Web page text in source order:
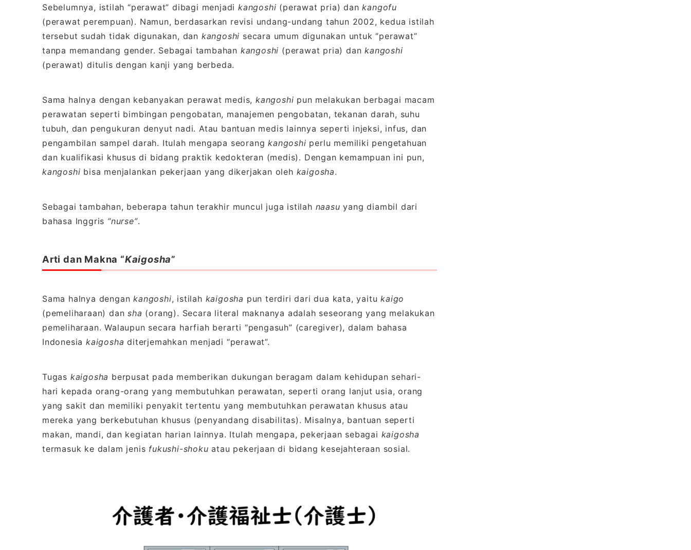
Sebelumnya, istilah “perawat” dibagi menjadi kangoshi (perawat pria) dankangofu
(perawat perempuan). Namun, berdasarkan revisi undang-undang tahun 2002, kedua istilah
tersebut sudah tidak digunakan, dan kangoshi secara umum digunakan untuk “perawat”
tanpa memandang gender. Sebagai tambahan kangoshi (perawat pria) dankangoshi
(perawat) ditulis dengan kanji yang berbeda.
Sama halnya dengan kebanyakan perawat medis, kangoshi pun melakukan berbagai macam
perawatan seperti bimbingan pengobatan, manajemen pengobatan, tekanan darah, suhu
tubuh, dan pengukuran denyut nadi. Atau bantuan medis lainnya seperti injeksi, infus, dan
pengambilan sampel darah. Itulah mengapa seorangkangoshi perlu memiliki pengetahuan
dan kualifikasi khusus di bidang praktik kedokteran (medis). Dengan kemampuan ini pun,
kangoshi bisa menjalankan pekerjaan yang dikerjakan oleh kaigosha.
Sebagai tambahan, beberapa tahun terakhir muncul juga istilah naasu yang diambil dari
bahasa Inggris “nurse”.
Arti dan Makna “Kaigosha”
Sama halnya dengankangoshi, istilah kaigosha pun terdiri dari dua kata, yaitukaigo
(pemeliharaan) dansha (orang). Secara literal maknanya adalah seseorang yang melakukan
pemeliharaan. Walaupun secara harfiah berarti “pengasuh” (caregiver), dalam bahasa
Indonesiakaigosha diterjemahkan menjadi “perawat”.
Tugas kaigosha berpusat pada memberikan dukungan beragam dalam kehidupan sehari-
hari kepada orang-orang yang membutuhkan perawatan, seperti orang lanjut usia, orang
yang sakit dan memiliki penyakit tertentu yang membutuhkan perawatan khusus atau
mereka yang berkebutuhan khusus (penyandang disabilitas). Misalnya, bantuan seperti
makan, mandi, dan kegiatan harian lainnya. Itulah mengapa, pekerjaan sebagai kaigosha
termasuk ke dalam jenis fukushi-shoku atau pekerjaan di bidang kesejahteraan sosial.